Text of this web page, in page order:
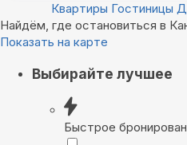
Квартиры Гостиницы
Найдём, где остановиться в
Показать на карте
Выбирайте лучшее
Быстрое